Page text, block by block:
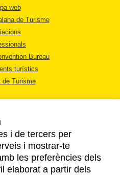
web
de Turisme
Bureau
turístics
de Turisme
LEGAL
PRIVACITAT
i de tercers per
i mostrar-te
les preferències dels
elaborat a partir dels